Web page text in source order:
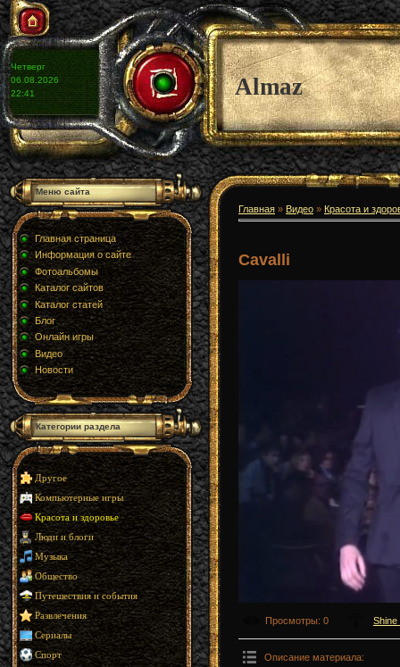
Четверг
06.08.2026
22:41
Almaz
Меню сайта
Главная страница
Информация о сайте
Фотоальбомы
Каталог сайтов
Каталог статей
Блог
Онлайн игры
Видео
Новости
Категории раздела
Другое
Компьютерные игры
Красота и здоровье
Люди и блоги
Музыка
Общество
Путешествия и события
Развлечения
Сериалы
Спорт
Главная » Видео » Красота и
Cavalli
Просмотры: 0 Shine
Описание материала: